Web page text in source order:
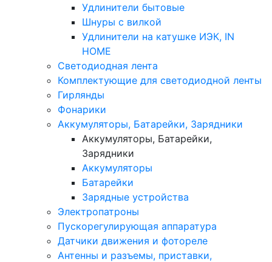
Удлинители бытовые
Шнуры с вилкой
Удлинители на катушке ИЭК, IN
HOME
Светодиодная лента
Комплектующие для светодиодной ленты
Гирлянды
Фонарики
Аккумуляторы, Батарейки, Зарядники
Аккумуляторы, Батарейки,
Зарядники
Аккумуляторы
Батарейки
Зарядные устройства
Электропатроны
Пускорегулирующая аппаратура
Датчики движения и фотореле
Антенны и разъемы, приставки,